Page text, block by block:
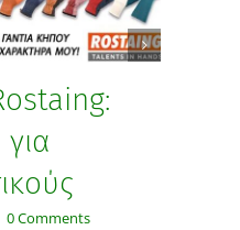
0 Comments